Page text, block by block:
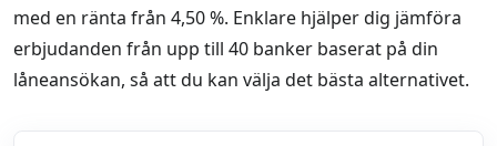
med en ränta från 4,50 %. Enklare hjälper dig jämföra
erbjudanden från upp till 40 banker baserat på din
låneansökan, så att du kan välja det bästa alternativet.